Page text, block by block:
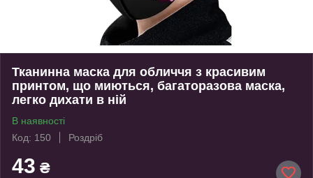
Тканинна маска для обличчя з красивим
принтом, що миються, багаторазова маска,
легко дихати в ній
В наявності
Код: 150
Роздріб
43 ₴